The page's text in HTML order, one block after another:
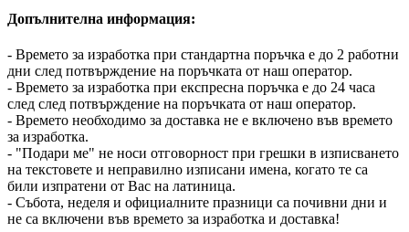
Допълнителна информация:
- Времето за изработка при стандартна поръчка е до 2 работни
дни след потвърждение на поръчката от наш оператор.
- Времето за изработка при експресна поръчка е до 24 часа
след след потвърждение на поръчката от наш оператор.
- Времето необходимо за доставка не е включено във времето
за изработка.
- "Подари ме" не носи отговорност при грешки в изписването
на текстовете и неправилно изписани имена, когато те са
били изпратени от Вас на латиница.
- Събота, неделя и официалните празници са почивни дни и
не са включени във времето за изработка и доставка!